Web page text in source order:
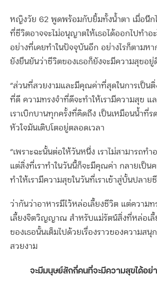
หญิงวัย 62 พูดพร้อมกับยิ้มทั้งน้ำตา เมื่อนึก
ที่ชีวิตอาจจะไม่อนุญาตให้เธอได้ออกไปทำอ
อย่างที่เคยทำในปัจจุบันอีก อย่างไรก็ตามหา
ยังยืนยันว่าชีวิตของเธอก็ยังจะมีความสุขอยู่
“ส่วนที่สวยงามและมีคุณค่าที่สุดในการเป็นติ่
ที่ดี ความทรงจำที่ดีจะทำให้เรามีความสุข แ
เราเบิกบานทุกครั้งที่คิดถึง เป็นเหมือนน้ำที่ร
หัวใจมันเติบโตอยู่ตลอดเวลา
“เพราะฉะนั้นต่อให้วันหนึ่ง เราไม่สามารถทำ
แต่สิ่งที่เราทำในวันนี้ก็จะมีคุณค่า กลายเป็น
ทำให้เรามีความสุขในวันที่เราเข้าสู่บั้นปลาย
ว่ากันว่าอาหารมีไว้หล่อเลี้ยงชีวิต แต่ความท
เลี้ยงจิตวิญญาณ สำหรับแม่รัตน์สิ่งที่หล่อเ
ของเธอนั้นเต็มไปด้วยเรื่องราวของความสนุ
สวยงาม
จะมีมนุษย์สักกี่คนที่จะมีความสุขได้อย่า